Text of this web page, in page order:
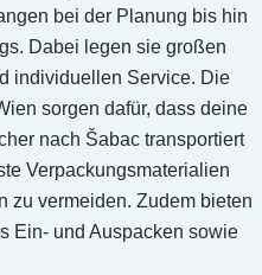
bei der Planung bis hin
Dabei legen sie großen
individuellen Service. Die
sorgen dafür, dass deine
nach Šabac transportiert
Verpackungsmaterialien
zu vermeiden. Zudem bieten
Ein- und Auspacken sowie